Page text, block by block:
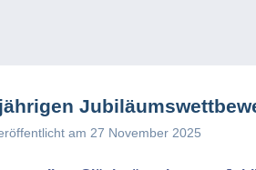
am 27 November 2025